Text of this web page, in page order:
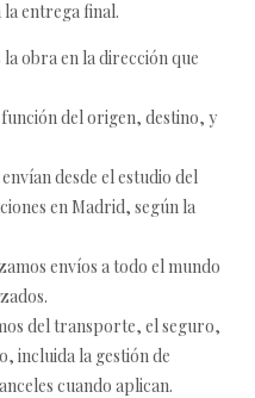
la entrega final.
la obra en la dirección que
función del origen, destino, y
envían desde el estudio del
en Madrid, según la
envíos a todo el mundo
del transporte, el seguro,
incluida la gestión de
cuando aplican.